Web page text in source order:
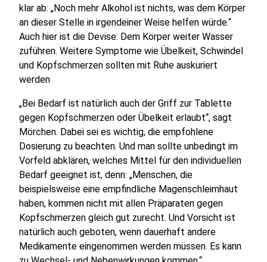
klar ab: „Noch mehr Alkohol ist nichts, was dem Körper
an dieser Stelle in irgendeiner Weise helfen würde.“
Auch hier ist die Devise: Dem Körper weiter Wasser
zuführen. Weitere Symptome wie Übelkeit, Schwindel
und Kopfschmerzen sollten mit Ruhe auskuriert
werden
„Bei Bedarf ist natürlich auch der Griff zur Tablette
gegen Kopfschmerzen oder Übelkeit erlaubt“, sagt
Mörchen. Dabei sei es wichtig, die empfohlene
Dosierung zu beachten. Und man sollte unbedingt im
Vorfeld abklären, welches Mittel für den individuellen
Bedarf geeignet ist, denn: „Menschen, die
beispielsweise eine empfindliche Magenschleimhaut
haben, kommen nicht mit allen Präparaten gegen
Kopfschmerzen gleich gut zurecht. Und Vorsicht ist
natürlich auch geboten, wenn dauerhaft andere
Medikamente eingenommen werden müssen. Es kann